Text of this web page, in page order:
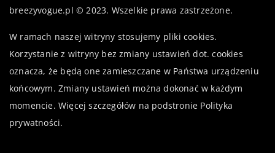
breezyvogue.pl © 2023. Wszelkie prawa zastrzeżone.
W ramach naszej witryny stosujemy pliki cookies.
Korzystanie z witryny bez zmiany ustawień dot. cookies
oznacza, że będą one zamieszczane w Państwa urządzeniu
końcowym. Zmiany ustawień można dokonać w każdym
momencie. Więcej szczegółów na podstronie Polityka
prywatności.